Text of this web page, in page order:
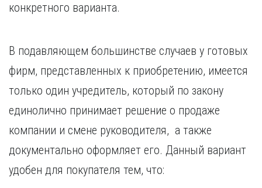
конкретного варианта.
В подавляющем большинстве случаев у готовых
фирм, представленных к приобретению, имеется
только один учредитель, который по закону
единолично принимает решение о продаже
компании и смене руководителя, а также
документально оформляет его. Данный вариант
удобен для покупателя тем, что: